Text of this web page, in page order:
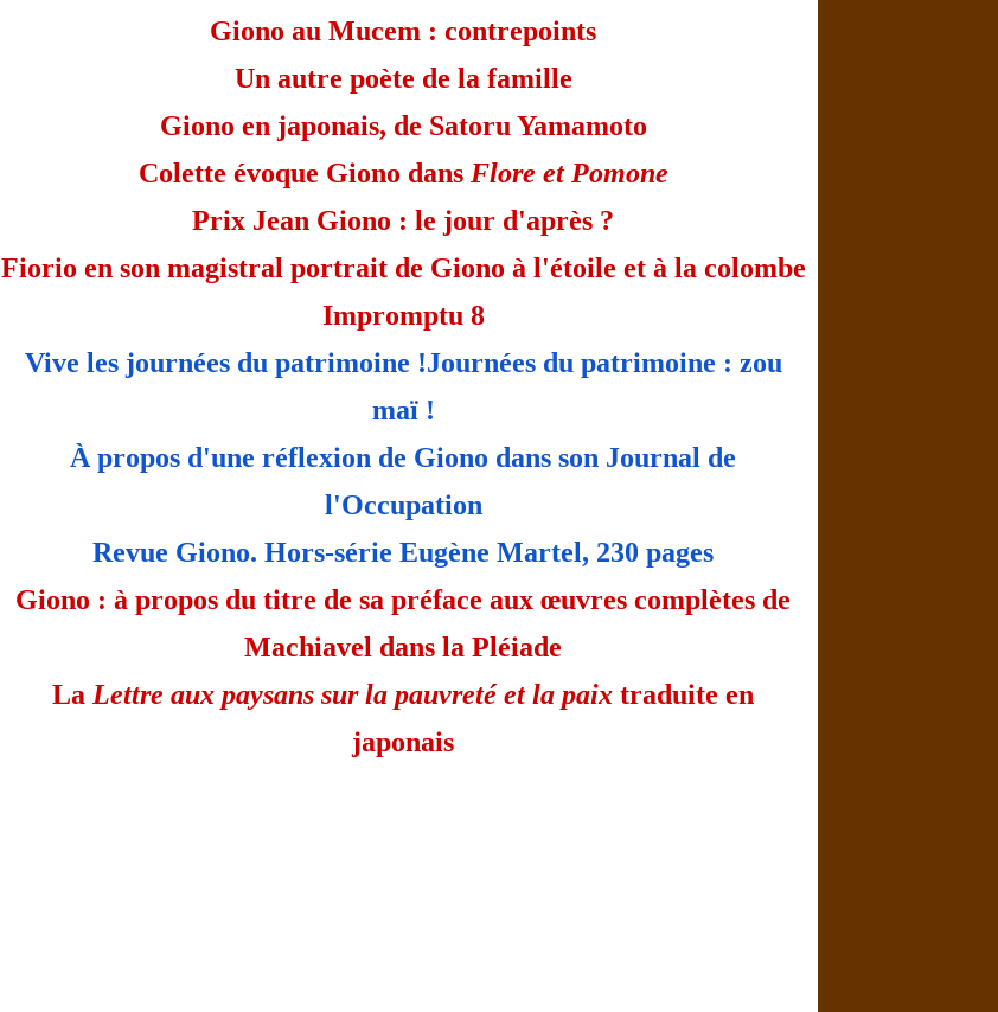
Giono au Mucem : contrepoints
Un autre poète de la famille
Giono en japonais, de Satoru Yamamoto
Colette évoque Giono dans Flore et Pomone
Prix Jean Giono : le jour d'après ?
Fiorio en son magistral portrait de Giono à l'étoile et à la colombe
Impromptu 8
Vive les journées du patrimoine !Journées du patrimoine : zou
maï !
À propos d'une réflexion de Giono dans son Journal de
l'Occupation
Revue Giono. Hors-série Eugène Martel, 230 pages
Giono : à propos du titre de sa préface aux œuvres complètes de
Machiavel dans la Pléiade
La Lettre aux paysans sur la pauvreté et la paix traduite en
japonais